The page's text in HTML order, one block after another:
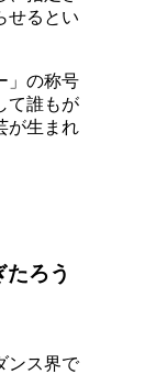
せるとい
」の称号
て誰もが
が生まれ
ろう
ンス界で